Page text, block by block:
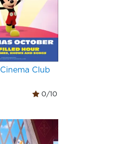
Club
0/10